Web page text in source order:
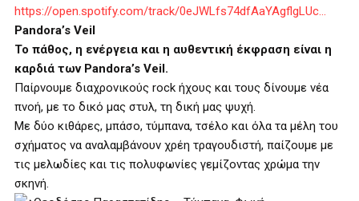
https://open.spotify.com/track/0eJWLfs74dfAaYAgflgLUc…
Pandora’s Veil
Το πάθος, η ενέργεια και η αυθεντική έκφραση είναι η
καρδιά των Pandora’s Veil.
Παίρνουμε διαχρονικούς rock ήχους και τους δίνουμε νέα
πνοή, με το δικό μας στυλ, τη δική μας ψυχή.
Με δύο κιθάρες, μπάσο, τύμπανα, τσέλο και όλα τα μέλη του
σχήματος να αναλαμβάνουν χρέη τραγουδιστή, παίζουμε με
τις μελωδίες και τις πολυφωνίες γεμίζοντας χρώμα την
σκηνή.